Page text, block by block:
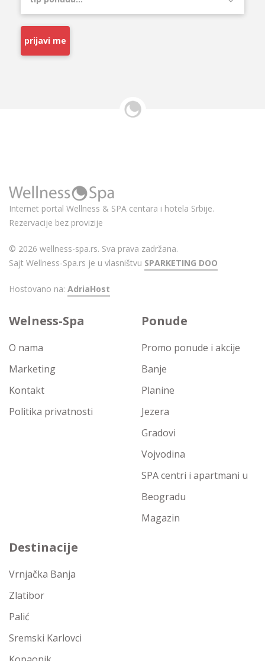
prijavi me
Internet portal Wellness & SPA centara i hotela Srbije.
Rezervacije bez provizije
© 2026 wellness-spa.rs. Sva prava zadržana.
Sajt Wellness-Spa.rs je u vlasništvu SPARKETING DOO
Hostovano na: AdriaHost
Welness-Spa
O nama
Marketing
Kontakt
Politika privatnosti
Ponude
Promo ponude i akcije
Banje
Planine
Jezera
Gradovi
Vojvodina
SPA centri i apartmani u
Beogradu
Magazin
Destinacije
Vrnjačka Banja
Zlatibor
Palić
Sremski Karlovci